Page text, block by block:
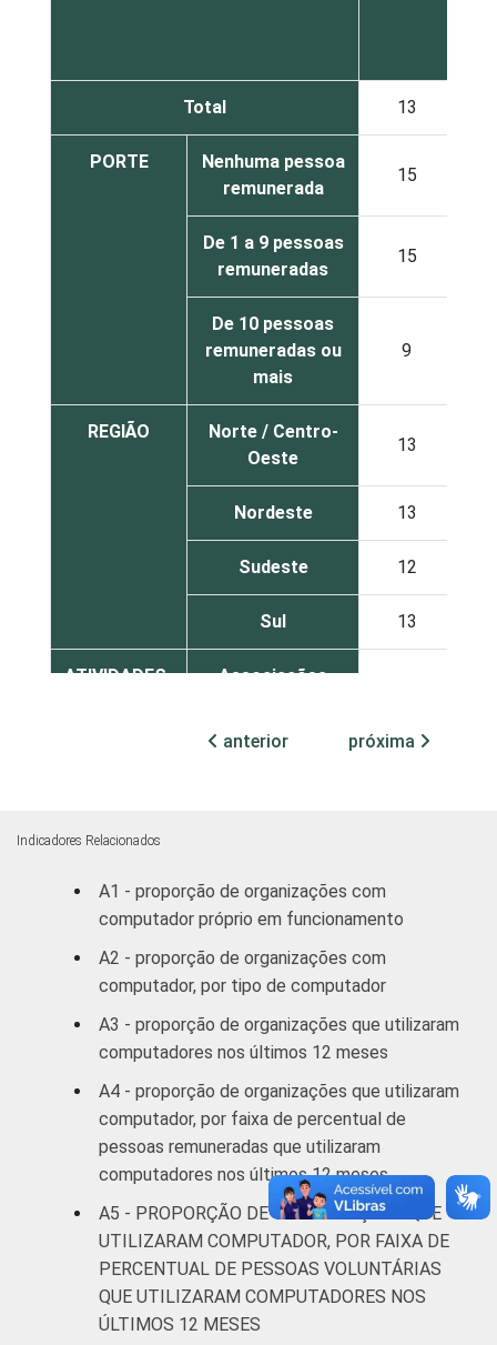
Total 13
PORTE
Nenhuma pessoa
remunerada
15
De 1 a 9 pessoas
remuneradas
15
De 10 pessoas
remuneradas ou
mais
9
REGIÃO
Norte / Centro-
Oeste
13
Nordeste 13
Sudeste 12
Sul 13
ATIVIDADES-
Associações
profissionais e
Desenvolvimento
e defesa de
13
Religião
Outros
1 Base: 2.288 organizações sem fins
lucrativos que possuem computador. Dados
coletados entre outubro de 2012 e março de
2013.
Fonte: NIC.br - out/2012 a mar/2013
anterior próxima
Indicadores Relacionados
A1 - proporção de organizações com
computador próprio em funcionamento
A2 - proporção de organizações com
computador, por tipo de computador
A3 - proporção de organizações que utilizaram
computadores nos últimos 12 meses
A4 - proporção de organizações que utilizaram
computador, por faixa de percentual de
pessoas remuneradas que utilizaram
computadores nos últimos 12 meses
A5 - PROPORÇÃO DE ORGANIZAÇÕES QUE
UTILIZARAM COMPUTADOR, POR FAIXA DE
PERCENTUAL DE PESSOAS VOLUNTÁRIAS
QUE UTILIZARAM COMPUTADORES NOS
ÚLTIMOS 12 MESES